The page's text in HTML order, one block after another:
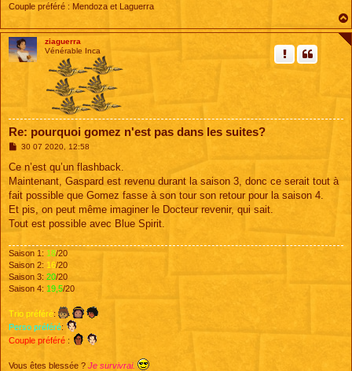
Couple préféré : Mendoza et Laguerra
ziaguerra
Vénérable Inca
Re: pourquoi gomez n'est pas dans les suites?
M
s
a
g
30 07 2020, 12:58
Ce n’est qu’un flashback.
Maintenant, Gaspard est revenu durant la saison 3, donc ce serait tout à
fait possible que Gomez fasse à son tour son retour pour la saison 4.
Et pis, on peut même imaginer le Docteur revenir, qui sait.
Tout est possible avec Blue Spirit.
Saison 1: 18/20
Saison 2: 16/20
Saison 3: 20/20
Saison 4: 19,5/20
Trio préféré:
Perso préféré:
Couple préféré :
Vous êtes blessée ? Je survivrai.